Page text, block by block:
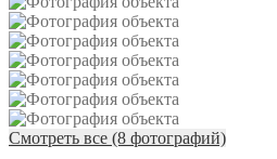
Смотреть все (8 фотографий)